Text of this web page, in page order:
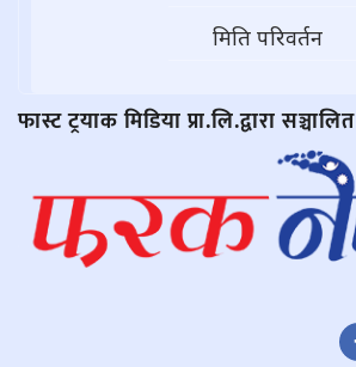
मिति परिवर्तन
फास्ट ट्रयाक मिडिया प्रा.लि.द्वारा सञ्चालित